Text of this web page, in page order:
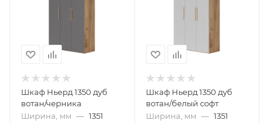
Шкаф Ньерд 1350 дуб
вотан/черника
Ширина, мм — 1351
Шкаф Ньерд 1350 дуб
вотан/белый софт
Ширина, мм — 1351